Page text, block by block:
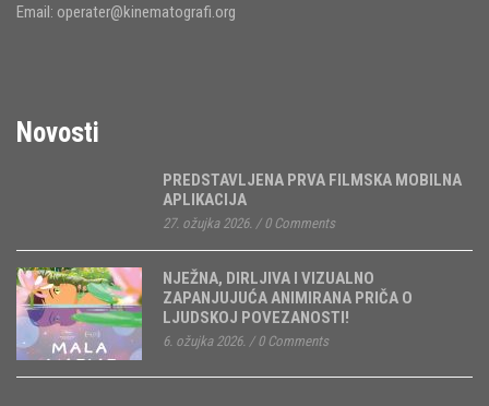
Email: operater@kinematografi.org
Novosti
PREDSTAVLJENA PRVA FILMSKA MOBILNA
APLIKACIJA
27. ožujka 2026. / 0 Comments
NJEŽNA, DIRLJIVA I VIZUALNO
ZAPANJUJUĆA ANIMIRANA PRIČA O
LJUDSKOJ POVEZANOSTI!
6. ožujka 2026. / 0 Comments